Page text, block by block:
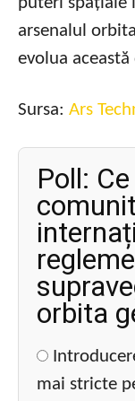
arsenalul
evolua
Sursa: Ars
Poll:
orbita
mai stricte